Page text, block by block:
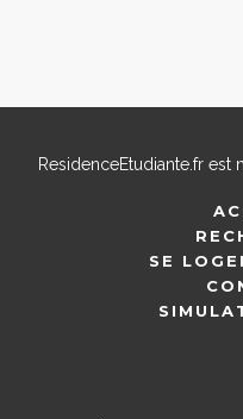
ResidenceEtudiante.frest
SE